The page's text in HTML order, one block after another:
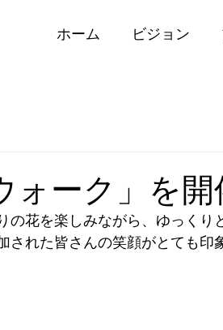
ホーム ビジョン
ォーク」を開
の花を楽しみながら、ゆっくり
された皆さんの笑顔がとても印